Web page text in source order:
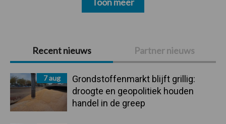
Primaire
Sidebar
Recent nieuws Partner nieuws
7 aug
Grondstoffenmarkt blijft grillig:
droogte en geopolitiek houden
handel in de greep